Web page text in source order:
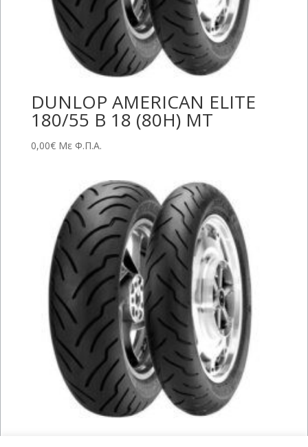
DUNLOP AMERICAN ELITE
180/55 B 18 (80H) MT
0,00€ Με Φ.Π.Α.